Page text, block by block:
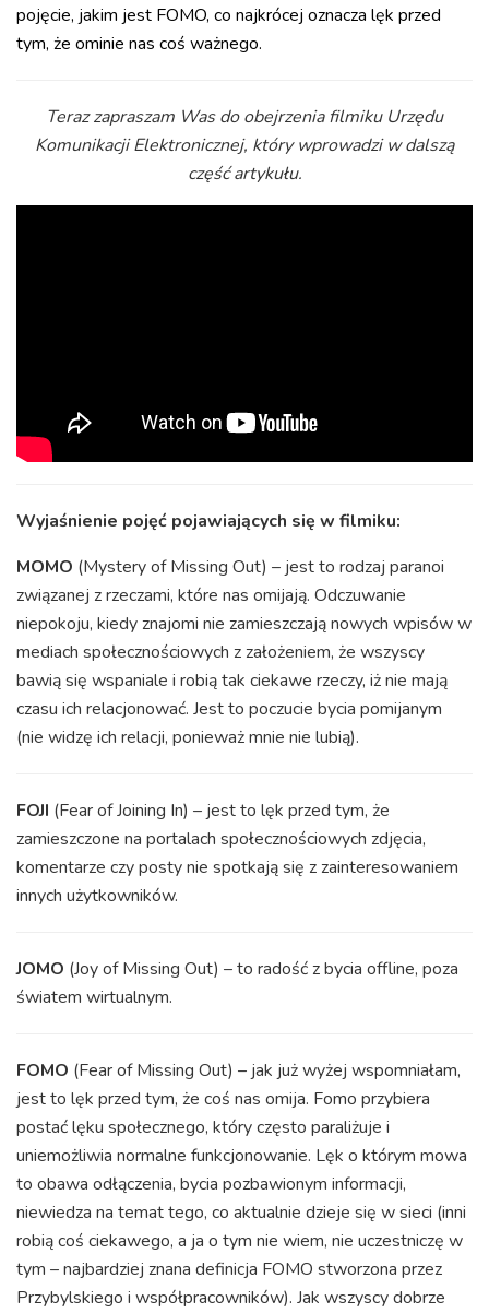
pojęcie, jakim jest FOMO, co najkrócej oznacza lęk przed
tym, że ominie nas coś ważnego.
Teraz zapraszam Was do obejrzenia filmiku Urzędu
Komunikacji Elektronicznej, który wprowadzi w dalszą
część artykułu.
Wyjaśnienie pojęć pojawiających się w filmiku:
MOMO (Mystery of Missing Out) – jest to rodzaj paranoi
związanej z rzeczami, które nas omijają. Odczuwanie
niepokoju, kiedy znajomi nie zamieszczają nowych wpisów w
mediach społecznościowych z założeniem, że wszyscy
bawią się wspaniale i robią tak ciekawe rzeczy, iż nie mają
czasu ich relacjonować. Jest to poczucie bycia pomijanym
(nie widzę ich relacji, ponieważ mnie nie lubią).
FOJI (Fear of Joining In) – jest to lęk przed tym, że
zamieszczone na portalach społecznościowych zdjęcia,
komentarze czy posty nie spotkają się z zainteresowaniem
innych użytkowników.
JOMO (Joy of Missing Out) – to radość z bycia offline, poza
światem wirtualnym.
FOMO (Fear of Missing Out) – jak już wyżej wspomniałam,
jest to lęk przed tym, że coś nas omija. Fomo przybiera
postać lęku społecznego, który często paraliżuje i
uniemożliwia normalne funkcjonowanie. Lęk o którym mowa
to obawa odłączenia, bycia pozbawionym informacji,
niewiedza na temat tego, co aktualnie dzieje się w sieci (inni
robią coś ciekawego, a ja o tym nie wiem, nie uczestniczę w
tym – najbardziej znana definicja FOMO stworzona przez
Przybylskiego i współpracowników). Jak wszyscy dobrze